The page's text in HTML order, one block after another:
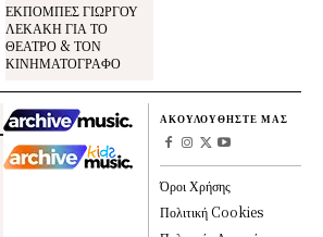
ΕΚΠΟΜΠΕΣ ΓΙΩΡΓΟΥ
ΛΕΚΑΚΗ ΓΙΑ ΤΟ
ΘΕΑΤΡΟ & ΤΟΝ
ΚΙΝΗΜΑΤΟΓΡΑΦΟ
ΑΚΟΥΛΟΥΘΗΣΤΕ ΜΑΣ
Όροι Χρήσης
Πολιτική Cookies